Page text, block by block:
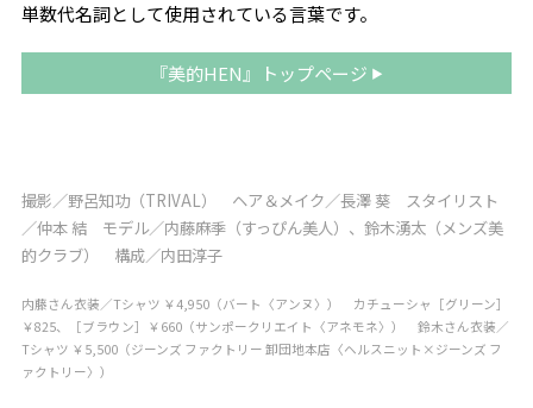
単数代名詞として使用されている言葉です。
『美的HEN』トップページ
撮影／野呂知功（TRIVAL） ヘア＆メイク／長澤 葵 スタイリスト
／仲本 結 モデル／内藤麻季（すっぴん美人）、鈴木湧太（メンズ美
的クラブ） 構成／内田淳子
内藤さん衣装／Tシャツ ￥4,950（バート〈アンヌ〉） カチューシャ［グリーン］
￥825、［ブラウン］￥660（サンポークリエイト〈アネモネ〉） 鈴木さん衣装／
Tシャツ ￥5,500（ジーンズ ファクトリー 卸団地本店〈ヘルスニット×ジーンズ フ
ァクトリー〉）